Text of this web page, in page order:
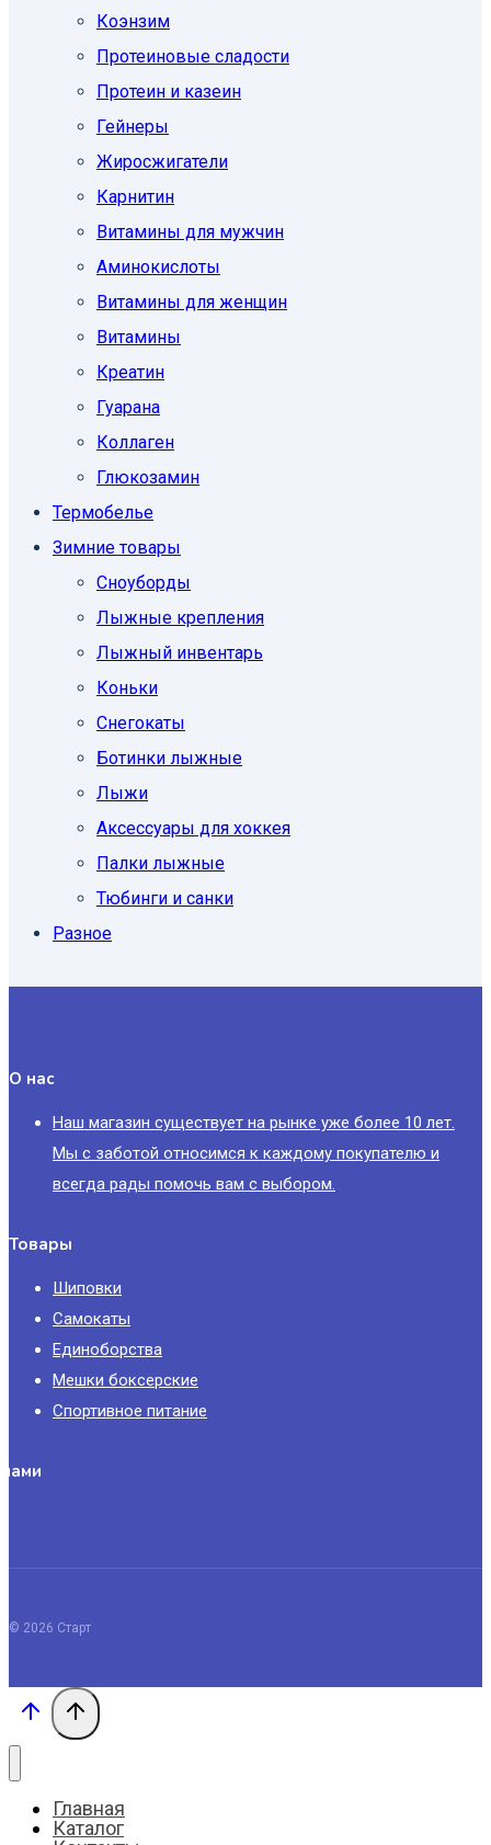
Коэнзим
Протеиновые сладости
Протеин и казеин
Гейнеры
Жиросжигатели
Карнитин
Витамины для мужчин
Аминокислоты
Витамины для женщин
Витамины
Креатин
Гуарана
Коллаген
Глюкозамин
Термобелье
Зимние товары
Сноуборды
Лыжные крепления
Лыжный инвентарь
Коньки
Снегокаты
Ботинки лыжные
Лыжи
Аксессуары для хоккея
Палки лыжные
Тюбинги и санки
Разное
О нас
Наш магазин существует на рынке уже более 10 лет.
Мы с заботой относимся к каждому покупателю и
всегда рады помочь вам с выбором.
Товары
Шиповки
Самокаты
Единоборства
Мешки боксерские
Спортивное питание
© 2026 Старт
Главная
Каталог